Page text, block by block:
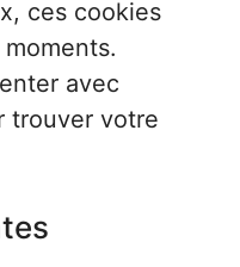
ces cookies
avec
trouver votre